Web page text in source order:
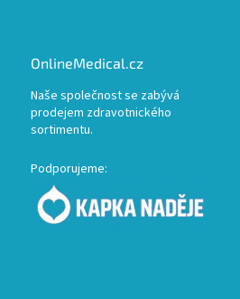
OnlineMedical.cz
Naše společnost se zabývá
prodejem zdravotnického
sortimentu.
Podporujeme: